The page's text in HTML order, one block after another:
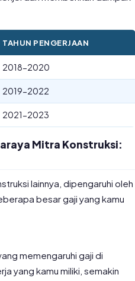
TAHUN PENGERJAAN
2018-2020
2019-2022
2021-2023
Mitra Konstruksi:
lainnya, dipengaruhi oleh
besar gaji yang kamu
memengaruhi gaji di
yang kamu miliki, semakin